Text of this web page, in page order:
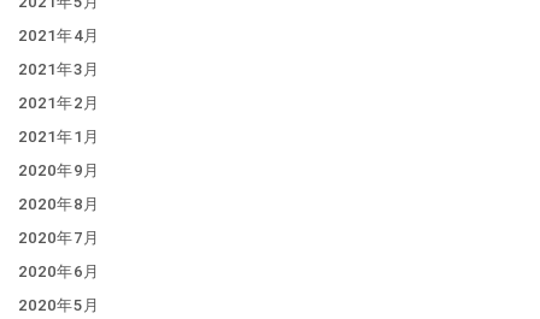
2021年4月
2021年3月
2021年2月
2021年1月
2020年9月
2020年8月
2020年7月
2020年6月
2020年5月